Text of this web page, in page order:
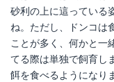
砂利の上に這っている
ね。ただし、ドンコは
ことが多く、何かと一
てる際は単独で飼育し
餌を食べるようになり